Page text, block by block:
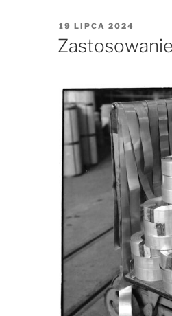
OPUBLIKOWANE
W
19 LIPCA 2024